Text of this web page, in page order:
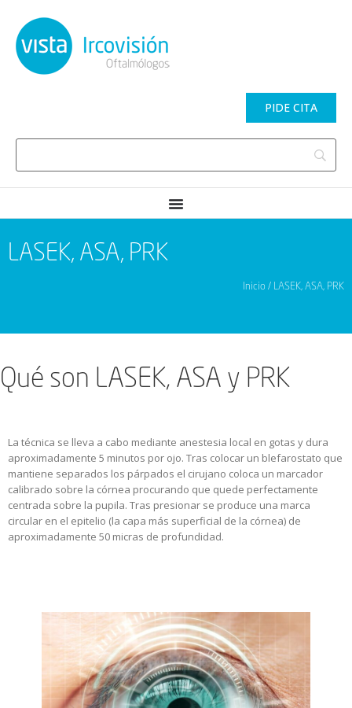
PIDE CITA
LASEK, ASA, PRK
Inicio / LASEK, ASA, PRK
Qué son LASEK, ASA y PRK
La técnica se lleva a cabo mediante anestesia local en gotas y dura
aproximadamente 5 minutos por ojo. Tras colocar un blefarostato que
mantiene separados los párpados el cirujano coloca un marcador
calibrado sobre la córnea procurando que quede perfectamente
centrada sobre la pupila. Tras presionar se produce una marca
circular en el epitelio (la capa más superficial de la córnea) de
aproximadamente 50 micras de profundidad.